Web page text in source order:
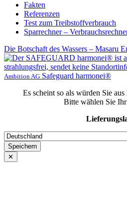
Fakten
Referenzen
Test zum Treibstoffverbrauch
Sparrechner –
Die Botschaft des Wassers – Masaru
Ambition AG Safeguard harmonei®
Es scheint so als würden Sie aus
Bitte wählen Sie
✕